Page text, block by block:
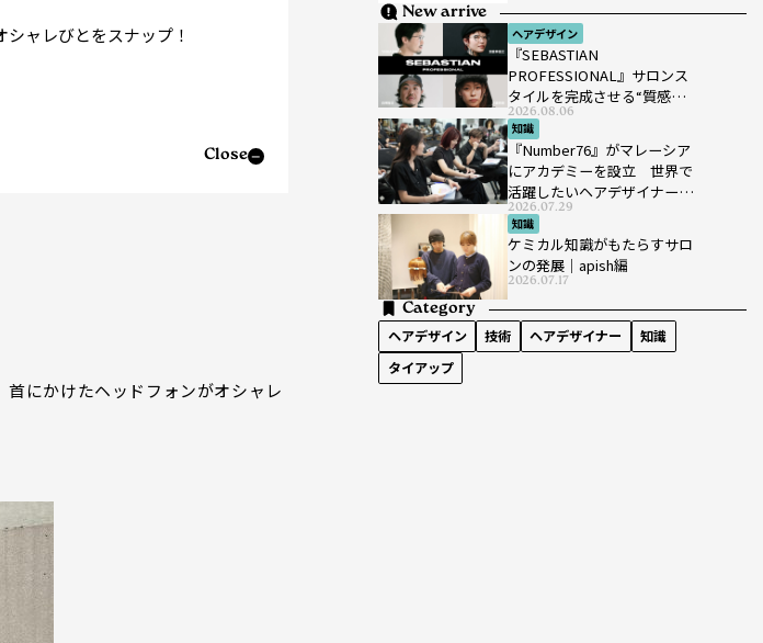
ャレびとをスナップ！
Close
にかけたヘッドフォンがオシャレ
New arrive
ヘアデザイン
『SEBASTIAN
PROFESSIONAL』サロンス
タイルを完成させる“質感設
計”という新提案
2026.08.06
知識
『Number76』がマレーシア
にアカデミーを設立 世界で
活躍したいヘアデザイナーを
育成
2026.07.29
知識
ケミカル知識がもたらすサロ
ンの発展｜apish編
2026.07.17
Category
ヘアデザイン 技術 ヘアデザイナー
知識
タイアップ